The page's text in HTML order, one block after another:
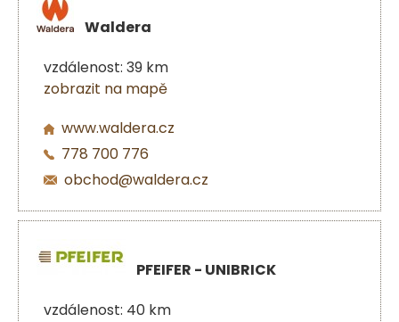
Waldera
vzdálenost: 39 km
zobrazit na mapě
www.waldera.cz
778 700 776
obchod@waldera.cz
PFEIFER - UNIBRICK
vzdálenost: 40 km